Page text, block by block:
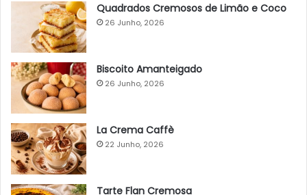
Quadrados Cremosos de Limão e Coco
26 Junho, 2026
Biscoito Amanteigado
26 Junho, 2026
La Crema Caffè
22 Junho, 2026
Tarte Flan Cremosa